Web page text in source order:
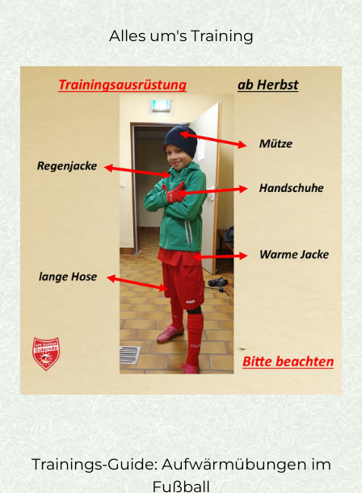
Alles um's Training
Trainings-Guide: Aufwärmübungen im
Fußball